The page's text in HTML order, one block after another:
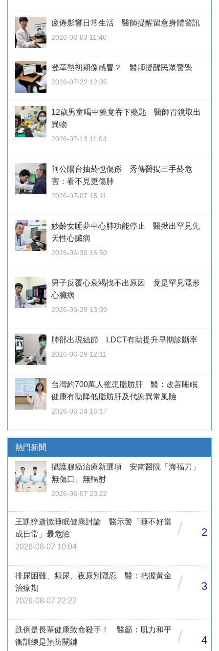
疲倦影響日常生活 醫師提醒留意身體警訊
2026-08-03 11:46
登革熱初期像感冒？ 醫師提醒民眾警覺
2026-07-22 12:05
12歲男童喝中藥竟吞下藥匙 醫師胃鏡取出
異物
2026-07-13 11:04
阿公陽台抽菸也傷孫 秀傳醫揭三手菸危
害：看不見更傷肺
2026-07-07 15:11
妙齡女睡夢中心肺功能停止 醫揪出罕見先
天性心臟病
2026-06-30 16:50
男子反覆心衰竭找不出原因 竟是罕見隱形
心臟病
2026-06-29 13:09
肺部出現結節 LDCT有助提升早期診斷率
2026-06-29 12:11
台灣約700萬人罹患脂肪肝 醫：改善睡眠
健康有助降低脂肪肝及代謝異常風險
2026-06-24 16:17
熱門新聞
攝護腺癌治療新選項 安南醫院「海福刀」
無傷口、無輻射
2026-08-07 23:22
王凱猝逝掀睡眠健康討論 醫示警「睡不好當
成日常」最危險
2026-08-07 10:04
/ 2
排尿困難、頻尿、夜尿別隱忍 醫：把握黃金
治療期
2026-08-07 22:22
/ 3
跌倒是長輩健康致命殺手！ 醫籲：肌力和平
衡訓練是預防關鍵
/ 4